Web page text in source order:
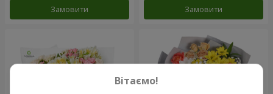
Замовити Замовити
Вітаємо!